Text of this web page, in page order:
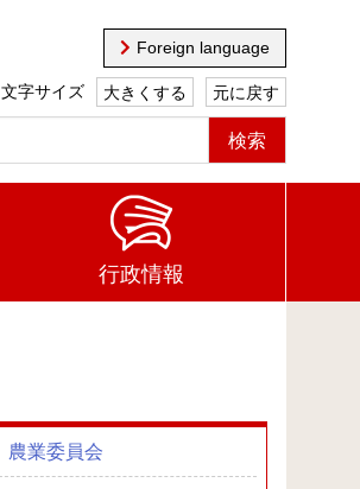
Foreign language
文字サイズ 大きくする 元に戻す
行政情報
農業委員会